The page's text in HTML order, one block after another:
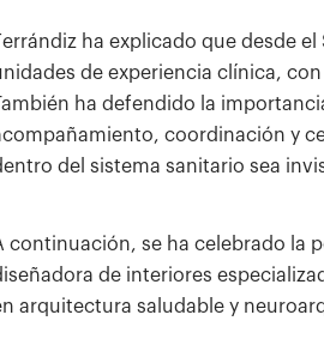
ha explicado que desde
de experiencia clínica,
ha defendido la
coordinación y
del sistema sanitario sea
continuación, se ha celebrado la
de interiores
arquitectura saludable y